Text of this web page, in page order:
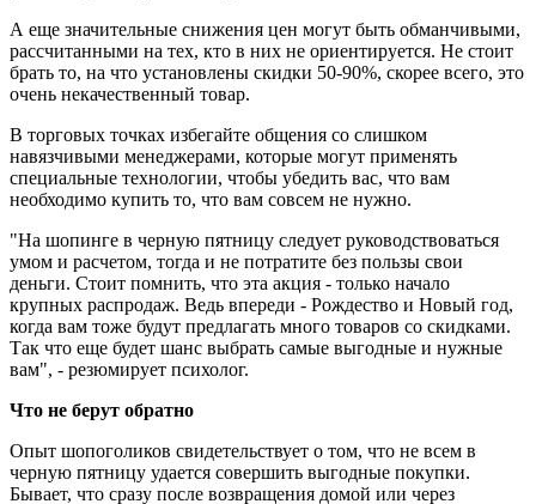
А еще значительные снижения цен могут быть обманчивыми,
рассчитанными на тех, кто в них не ориентируется. Не стоит
брать то, на что установлены скидки 50-90%, скорее всего, это
очень некачественный товар.
В торговых точках избегайте общения со слишком
навязчивыми менеджерами, которые могут применять
специальные технологии, чтобы убедить вас, что вам
необходимо купить то, что вам совсем не нужно.
"На шопинге в черную пятницу следует руководствоваться
умом и расчетом, тогда и не потратите без пользы свои
деньги. Стоит помнить, что эта акция - только начало
крупных распродаж. Ведь впереди - Рождество и Новый год,
когда вам тоже будут предлагать много товаров со скидками.
Так что еще будет шанс выбрать самые выгодные и нужные
вам", - резюмирует психолог.
Что не берут обратно
Опыт шопоголиков свидетельствует о том, что не всем в
черную пятницу удается совершить выгодные покупки.
Бывает, что сразу после возвращения домой или через